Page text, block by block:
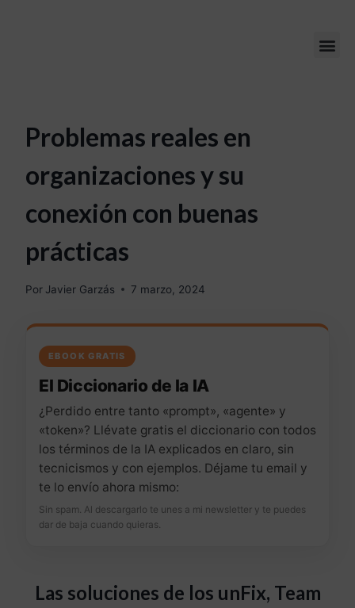
Problemas reales en
organizaciones y su
conexión con buenas
prácticas
Por Javier Garzás 7 marzo, 2024
EBOOK GRATIS
El Diccionario de la IA
¿Perdido entre tanto «prompt», «agente» y
«token»? Llévate gratis el diccionario con todos
los términos de la IA explicados en claro, sin
tecnicismos y con ejemplos. Déjame tu email y
te lo envío ahora mismo:
Sin spam. Al descargarlo te unes a mi newsletter y te puedes
dar de baja cuando quieras.
Las soluciones de los unFix, Team